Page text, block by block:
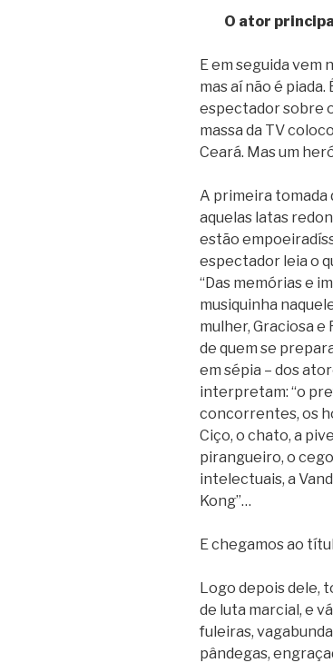
O ator
E em seguida
mas aí não é
espectador sobre
massa da TV
Ceará. Mas um
A primeira tomada
aquelas latas
estão
espectador leia o
“Das memórias e
musiquinha
mulher, Graciosa e
de quem se
em sépia – dos
interpretam: “o
concorrentes, os
Ciço, o chato, a
pirangueiro, o
intelectuais, a
Kong”…
E chegamos ao
Logo depois dele,
de luta marcial, e
fuleiras,
pândegas,